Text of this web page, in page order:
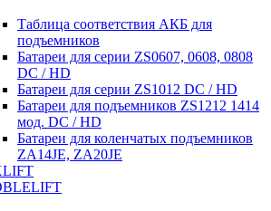
Таблица соответствия АКБ для
подъемников
Батареи для серии ZS0607, 0608, 0808
DC / HD
Батареи для серии ZS1012 DC / HD
Батареи для подъемников ZS1212 1414
мод. DC / HD
Батареи для коленчатых подъемников
ZA14JE, ZA20JE